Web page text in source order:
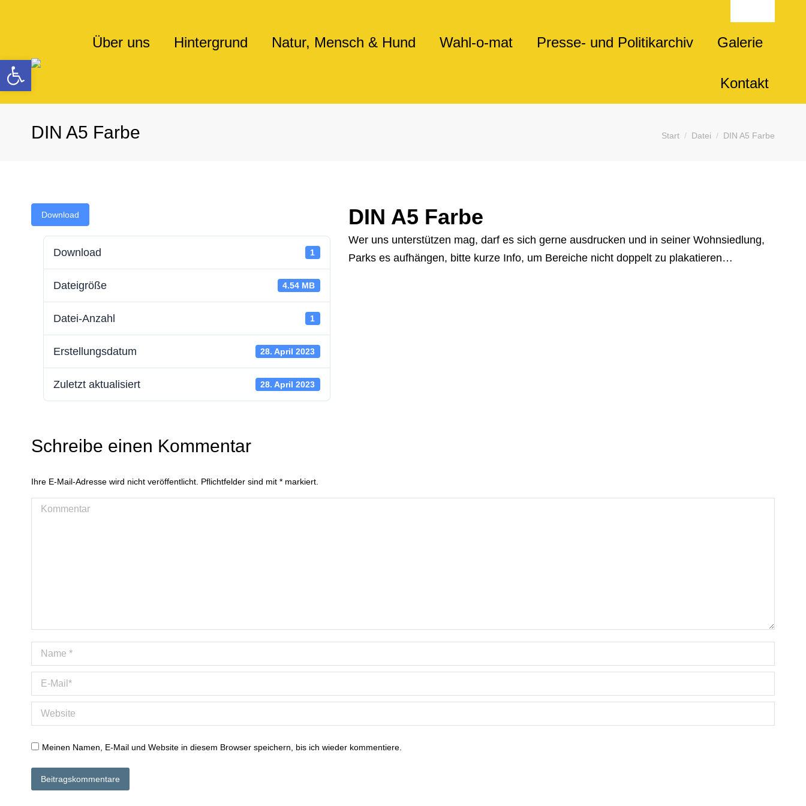
Über uns Hintergrund Natur, Mensch & Hund Wahl-o-mat Presse- und Politikarchiv Galerie
Kontakt
DIN A5 Farbe Sie befinden sich hier:
Start Datei DIN A5 Farbe
Download
Download 1
Dateigröße 4.54 MB
Datei-Anzahl 1
Erstellungsdatum 28. April 2023
Zuletzt aktualisiert 28. April 2023
DIN A5 Farbe
Wer uns unterstützen mag, darf es sich gerne ausdrucken und in seiner Wohnsiedlung,
Parks es aufhängen, bitte kurze Info, um Bereiche nicht doppelt zu plakatieren…
Schreibe einen Kommentar
Ihre E-Mail-Adresse wird nicht veröffentlicht. Pflichtfelder sind mit * markiert.
Kommentar
Name *
E-Mail *
Website
Meinen Namen, E-Mail und Website in diesem Browser speichern, bis ich wieder kommentiere.
Beitragskommentare
Werkzeugleiste öffnen